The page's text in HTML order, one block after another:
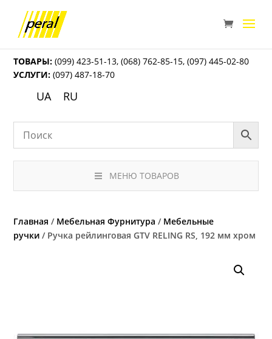
ТОВАРЫ: (099) 423-51-13,(068) 762-85-15,(097) 445-02-80
УСЛУГИ: (097) 487-18-70
UA RU
МЕНЮ ТОВАРОВ
Главная / Мебельная Фурнитура / Мебельные
ручки / Ручка рейлинговая GTV RELING RS, 192 мм хром